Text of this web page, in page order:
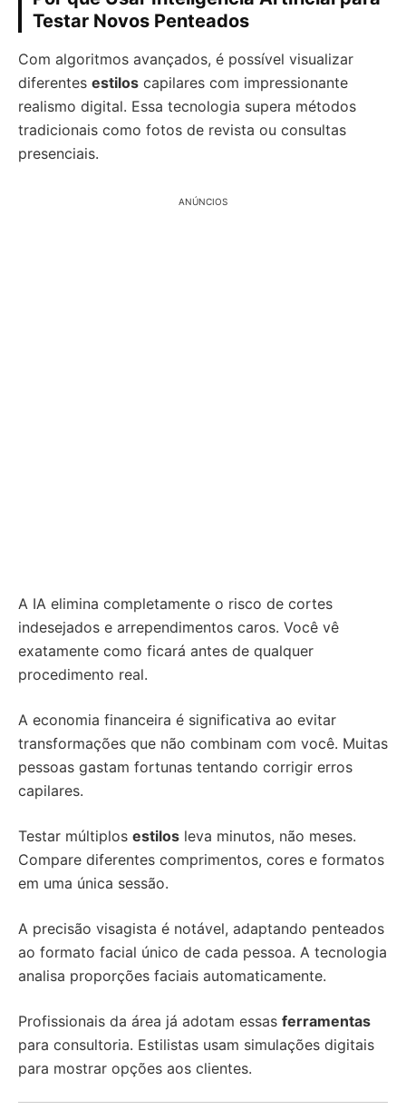
Testar Novos Penteados
Com algoritmos avançados, é possível visualizar
diferentes estilos capilares com impressionante
realismo digital. Essa tecnologia supera métodos
tradicionais como fotos de revista ou consultas
presenciais.
ANÚNCIOS
A IA elimina completamente o risco de cortes
indesejados e arrependimentos caros. Você vê
exatamente como ficará antes de qualquer
procedimento real.
A economia financeira é significativa ao evitar
transformações que não combinam com você. Muitas
pessoas gastam fortunas tentando corrigir erros
capilares.
Testar múltiplos estilos leva minutos, não meses.
Compare diferentes comprimentos, cores e formatos
em uma única sessão.
A precisão visagista é notável, adaptando penteados
ao formato facial único de cada pessoa. A tecnologia
analisa proporções faciais automaticamente.
Profissionais da área já adotam essas ferramentas
para consultoria. Estilistas usam simulações digitais
para mostrar opções aos clientes.